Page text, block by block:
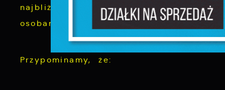
najbliższych dniach pracownicy
osobami i poinformują o wynikach
Przypominamy, że: